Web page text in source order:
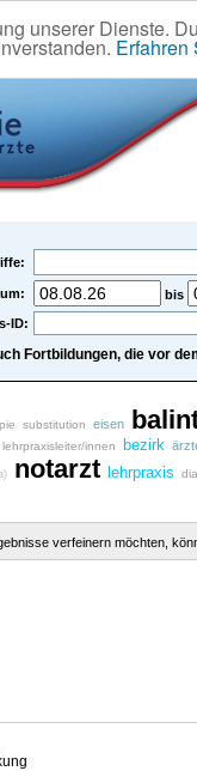
unserer Dienste.
Erfahren
bis
ID:
Fortbildungen, die vor
substitution eisen
innen bezirk
notarzt lehrpraxis
verfeinern möchten,